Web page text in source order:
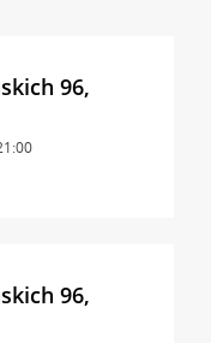
96,
96,